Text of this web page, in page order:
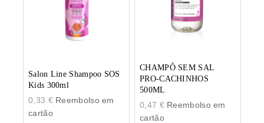
Salon Line Shampoo SOS
Kids 300ml
0,33 €Reembolso em
cartão
CHAMPÔ SEM SAL
PRO-CACHINHOS
500ML
0,47 €Reembolso em
cartão